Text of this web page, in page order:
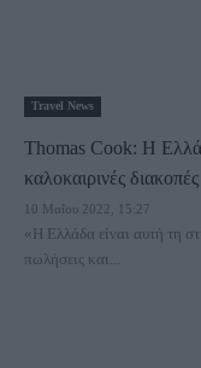
Travel News
Thomas Cook: Η
καλοκαιρινές διακοπές
10 Μαΐου 2022, 15:27
«Η Ελλάδα είναι αυτή τη
πωλήσεις και...